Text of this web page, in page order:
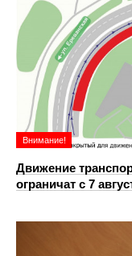
Внимание!
Движение
ограничат с 7